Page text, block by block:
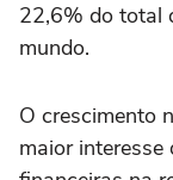
22,6% do total
mundo.
O crescimento
maior interesse